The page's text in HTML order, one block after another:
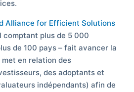
Alliance for Efficient Solutions
comptant plus de 5 000
de 100 pays – fait avancer la
en relation des
des adoptants et
indépendants) afin de